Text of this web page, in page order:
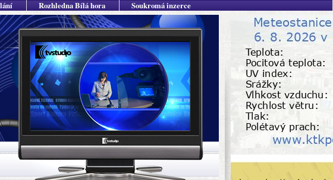
Rozhledna Bílá hora Soukromá inzerce